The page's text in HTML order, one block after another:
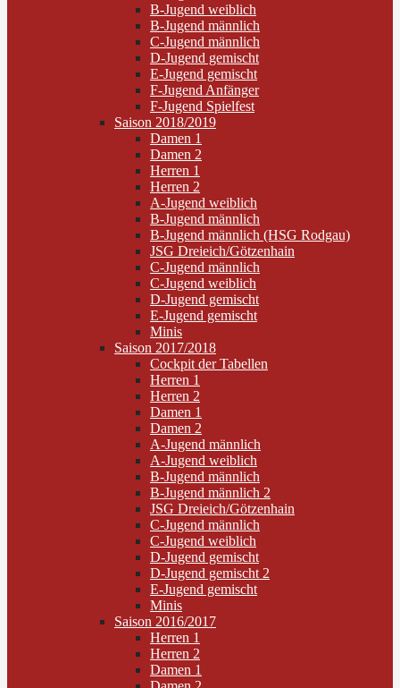
B-Jugend weiblich
B-Jugend männlich
C-Jugend männlich
D-Jugend gemischt
E-Jugend gemischt
F-Jugend Anfänger
F-Jugend Spielfest
Saison 2018/2019
Damen 1
Damen 2
Herren 1
Herren 2
A-Jugend weiblich
B-Jugend männlich
B-Jugend männlich (HSG Rodgau)
JSG Dreieich/Götzenhain
C-Jugend männlich
C-Jugend weiblich
D-Jugend gemischt
E-Jugend gemischt
Minis
Saison 2017/2018
Cockpit der Tabellen
Herren 1
Herren 2
Damen 1
Damen 2
A-Jugend männlich
A-Jugend weiblich
B-Jugend männlich
B-Jugend männlich 2
JSG Dreieich/Götzenhain
C-Jugend männlich
C-Jugend weiblich
D-Jugend gemischt
D-Jugend gemischt 2
E-Jugend gemischt
Minis
Saison 2016/2017
Herren 1
Herren 2
Damen 1